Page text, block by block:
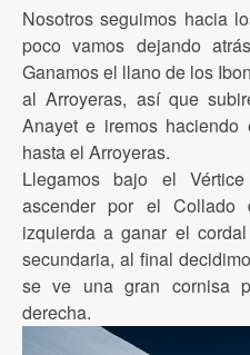
Nosotros seguimos hacia
poco vamos dejando
Ganamos el llano de los
al Arroyeras, así que
Anayet e iremos
hasta el Arroyeras.
Llegamos bajo el
ascender por el
izquierda a ganar el
secundaria, al final
se ve una gran cornisa
derecha.